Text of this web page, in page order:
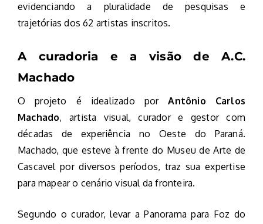
evidenciando a pluralidade de pesquisas e
trajetórias dos 62 artistas inscritos.
A curadoria e a visão de A.C.
Machado
O projeto é idealizado porAntônio Carlos
Machado, artista visual, curador e gestor com
décadas de experiência no Oeste do Paraná.
Machado, que esteve à frente do Museu de Arte de
Cascavel por diversos períodos, traz sua expertise
para mapear o cenário visual da fronteira.
Segundo o curador, levar a Panorama para Foz do